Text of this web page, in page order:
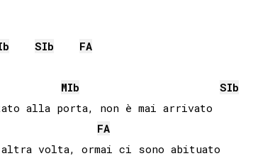
SIb FA
MIb
SIb
alla porta, non è mai arrivato
FA